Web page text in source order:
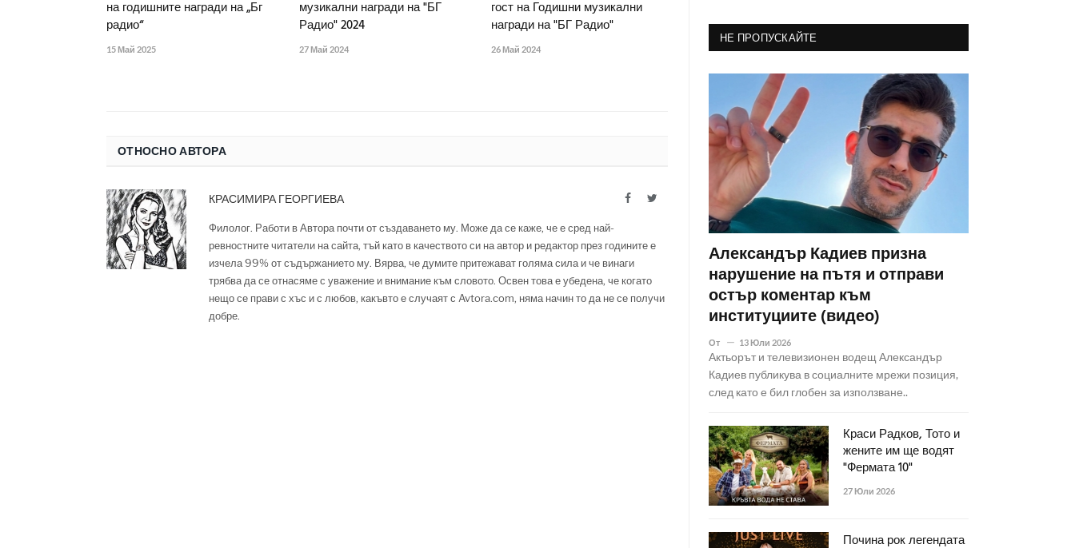
на годишните награди на „Бг
радио“
15 Май 2025
музикални награди на "БГ
Радио" 2024
27 Май 2024
гост на Годишни музикални
награди на "БГ Радио"
26 Май 2024
ОТНОСНО АВТОРА
КРАСИМИРА ГЕОРГИЕВА FacebookTwitter
Филолог. Работи в Автора почти от създаването му. Може да се каже, че е сред най-
ревностните читатели на сайта, тъй като в качеството си на автор и редактор през годините е
изчела 99% от съдържанието му. Вярва, че думите притежават голяма сила и че винаги
трябва да се отнасяме с уважение и внимание към словото. Освен това е убедена, че когато
нещо се прави с хъс и с любов, какъвто е случаят с Avtora.com, няма начин то да не се получи
добре.
НЕ ПРОПУСКАЙТЕ
Александър Кадиев призна
нарушение на пътя и отправи
остър коментар към
институциите (видео)
От 13 Юли 2026
Актьорът и телевизионен водещ Александър
Кадиев публикува в социалните мрежи позиция,
след като е бил глобен за използване..
Краси Радков, Тото и
жените им ще водят
"Фермата 10"
27 Юли 2026
Почина рок легендата